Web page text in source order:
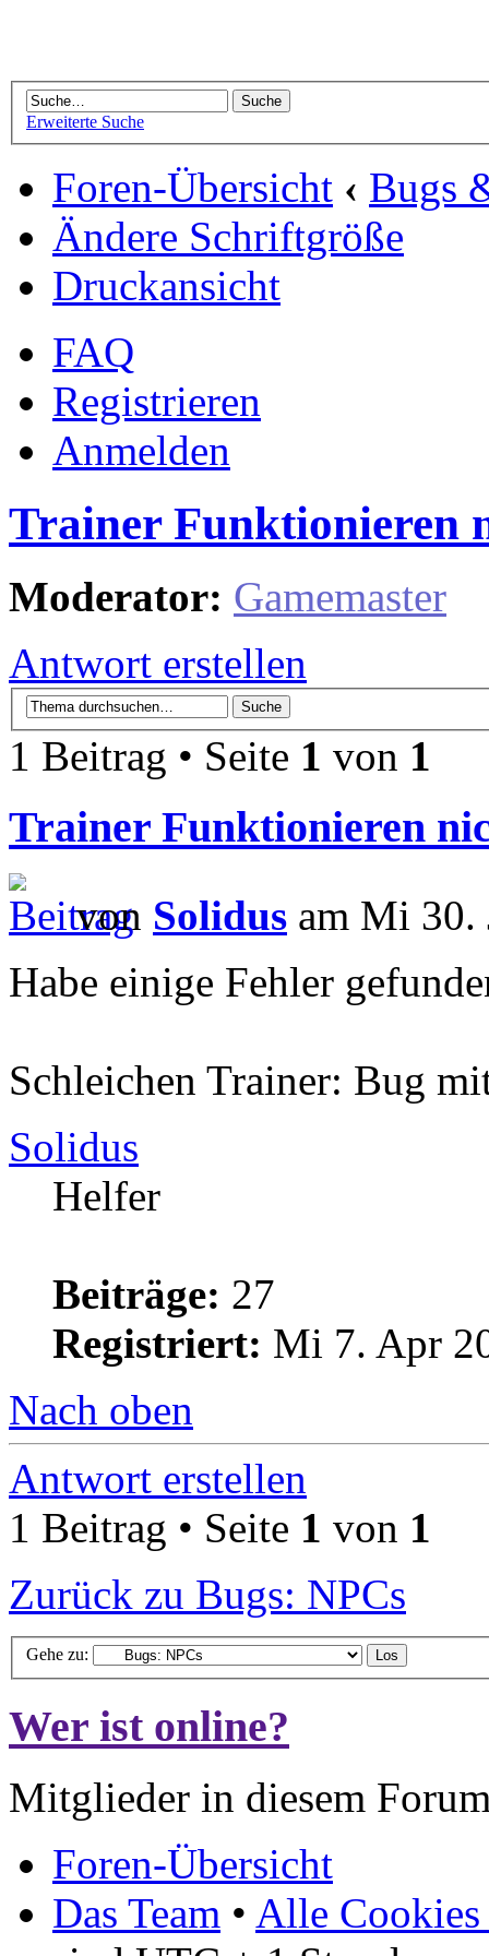
Erweiterte Suche
Foren-Übersicht ‹ Bugs
Ändere Schriftgröße
Druckansicht
FAQ
Registrieren
Anmelden
Trainer Funktionieren
Moderator: Gamemaster
Antwort erstellen
1 Beitrag • Seite 1 von 1
Trainer Funktionieren
von Solidus am Mi 30.
Habe einige Fehler
Schleichen Trainer: Bug
Solidus
Helfer
Beiträge: 27
Registriert: Mi 7. Apr
Nach oben
Antwort erstellen
1 Beitrag • Seite 1 von 1
Zurück zu Bugs: NPCs
Gehe zu:
Wer ist online?
Mitglieder in diesem
Foren-Übersicht
Das Team • Alle Cookies